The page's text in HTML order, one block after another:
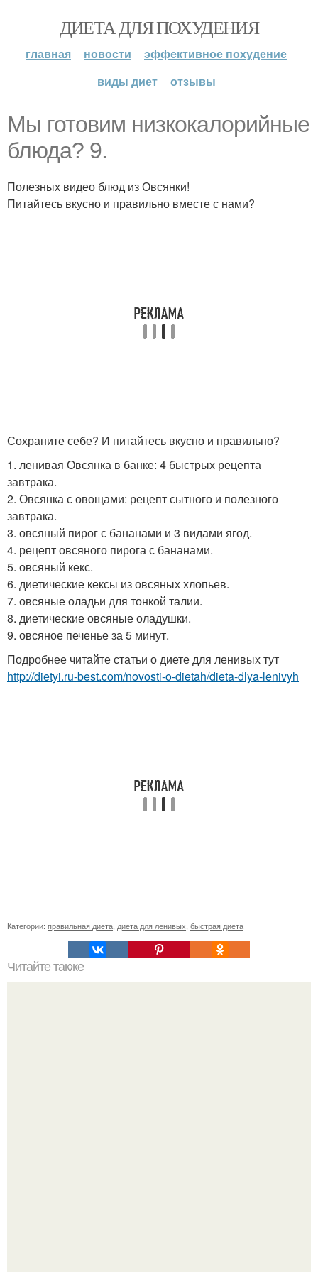
ДИЕТА ДЛЯ ПОХУДЕНИЯ
главная новости
эффективное похудение
виды диет
отзывы
Мы готовим низкокалорийные
блюда? 9.
Полезных видео блюд из Овсянки!
Питайтесь вкусно и правильно вместе с нами?
Сохраните себе? И питайтесь вкусно и правильно?
1. ленивая Овсянка в банке: 4 быстрых рецепта
завтрака.
2. Овсянка с овощами: рецепт сытного и полезного
завтрака.
3. овсяный пирог с бананами и 3 видами ягод.
4. рецепт овсяного пирога с бананами.
5. овсяный кекс.
6. диетические кексы из овсяных хлопьев.
7. овсяные оладьи для тонкой талии.
8. диетические овсяные оладушки.
9. овсяное печенье за 5 минут.
Подробнее читайте статьи о диете для ленивых тут
http://dietyi.ru-best.com/novosti-o-dietah/dieta-dlya-lenivyh
Категории: правильная диета диета для ленивых быстрая диета
Читайте также